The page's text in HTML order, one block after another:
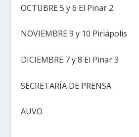
OCTUBRE 5 y 6 El Pinar 2
NOVIEMBRE 9 y 10 Piriápolis
DICIEMBRE 7 y 8 El Pinar 3
SECRETARÍA DE PRENSA
AUVO